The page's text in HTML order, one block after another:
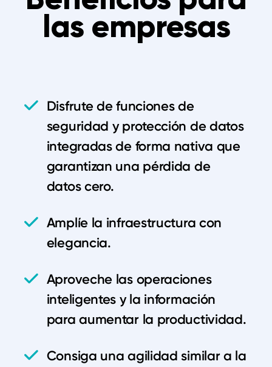
las empresas
Consiga una agilidad similar a la
Disfrute de funciones de
seguridad y protección de datos
integradas de forma nativa que
garantizan una pérdida de
datos cero.
Amplíe la infraestructura con
elegancia.
Aproveche las operaciones
inteligentes y la información
para aumentar la productividad.